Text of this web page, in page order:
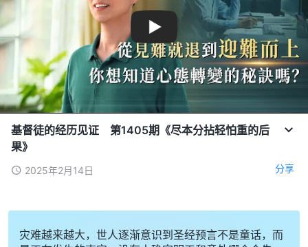
基督徒的经历见证 第1405期《尽本分拈轻怕重的后
果》
2025年2月14日 分享
灾难越来越大，世人逐渐意识到圣经预言不是童话，而